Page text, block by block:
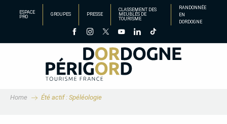
principal
ESPACE
PRO
GROUPES PRESSE
CLASSEMENT DES
MEUBLÉS DE
TOURISME
RANDONNÉE
EN
DORDOGNE
Home Été actif : Spéléologie